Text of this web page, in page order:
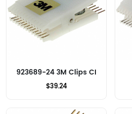
923689-24 3M Clips CI
$39.24